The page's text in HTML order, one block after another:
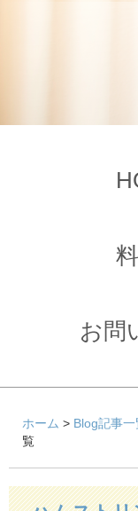
お問
ホーム > Blog記事一
覧